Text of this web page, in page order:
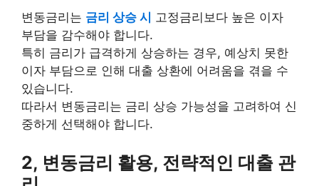
변동금리는 금리 상승 시 고정금리보다 높은 이자
부담을 감수해야 합니다.
특히 금리가 급격하게 상승하는 경우, 예상치 못한
이자 부담으로 인해 대출 상환에 어려움을 겪을 수
있습니다.
따라서 변동금리는 금리 상승 가능성을 고려하여 신
중하게 선택해야 합니다.
2, 변동금리 활용, 전략적인 대출 관